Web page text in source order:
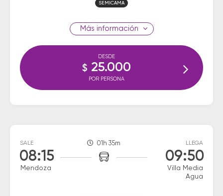
SEMICAMA
información
DESDE
$ 25.000
POR PERSONA
SALE
08:15
Mendoza
01h 35m LLEGA
09:50
Villa Media
Agua